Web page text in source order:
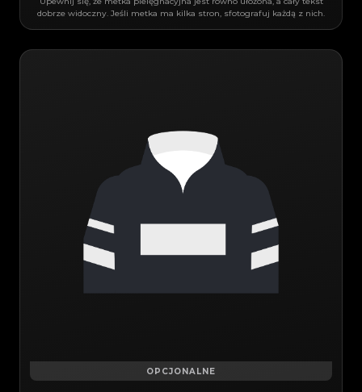
dobrze widoczny. Jeśli metka ma kilka stron, sfotografuj każdą z nich.
OPCJONALNE